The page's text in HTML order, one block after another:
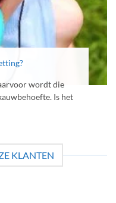
wordt die
Is het
KLANTEN